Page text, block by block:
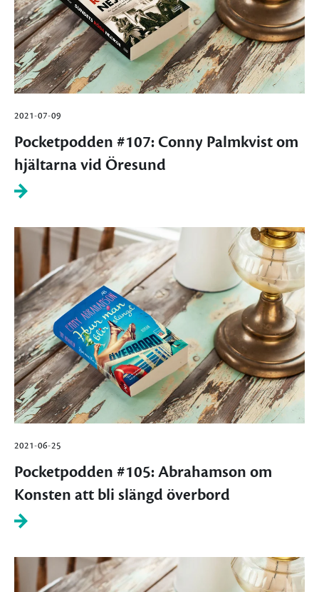
2021-07-09
Pocketpodden #107: Conny Palmkvist om
hjältarna vid Öresund
2021-06-25
Pocketpodden #105: Abrahamson om
Konsten att bli slängd överbord